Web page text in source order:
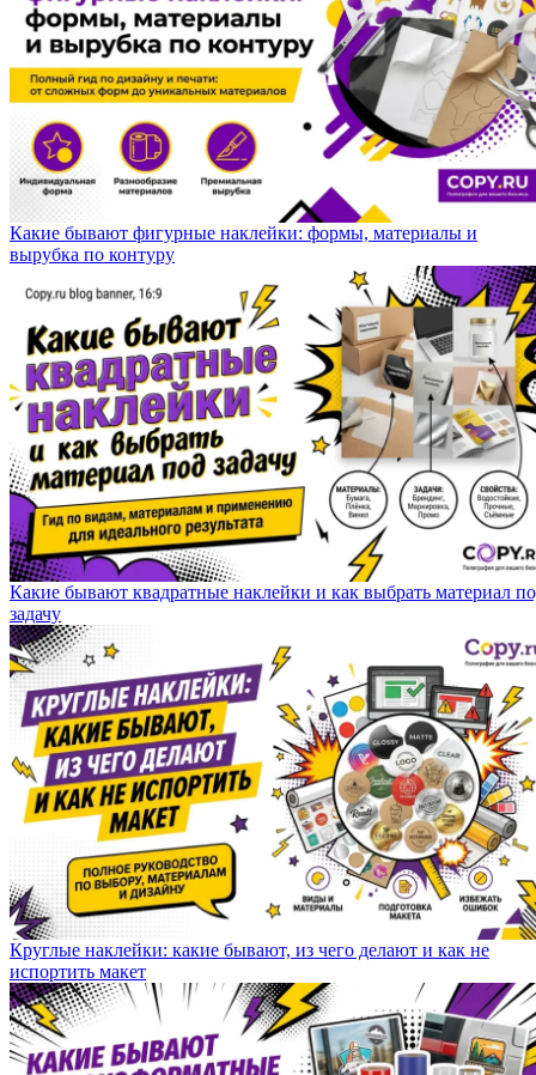
Какие бывают фигурные наклейки: формы, материалы и
вырубка по контуру
Какие бывают квадратные наклейки и как выбрать материал
задачу
Круглые наклейки: какие бывают, из чего делают и как не
испортить макет